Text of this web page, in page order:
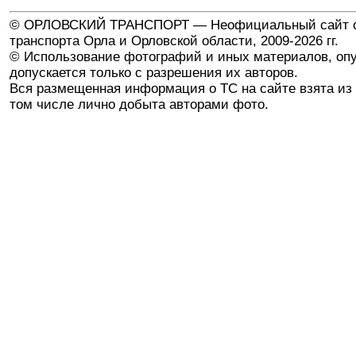
© ОРЛОВСКИЙ ТРАНСПОРТ — Неофициальный сайт
транспорта Орла и Орловской области, 2009-2026 гг.
© Использование фотографий и иных материалов,
допускается только с разрешения их авторов.
Вся размещенная информация о ТС на сайте взята из
том числе лично добыта авторами фото.